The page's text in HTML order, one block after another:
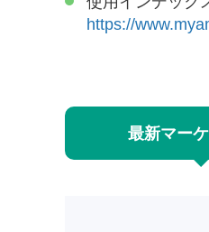
https://
最新マー